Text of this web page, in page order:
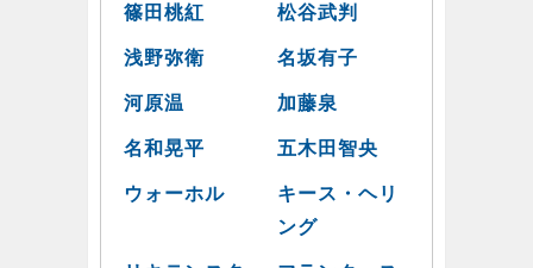
篠田桃紅 松谷武判
浅野弥衛 名坂有子
河原温 加藤泉
名和晃平 五木田智央
ウォーホル
キース・ヘリ
ング